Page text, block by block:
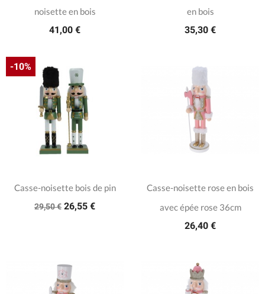
noisette en bois
41,00 €
en bois
35,30 €
Casse-noisette bois de pin
29,50 € 26,55 €
-10%
Casse-noisette rose en bois
avec épée rose 36cm
26,40 €